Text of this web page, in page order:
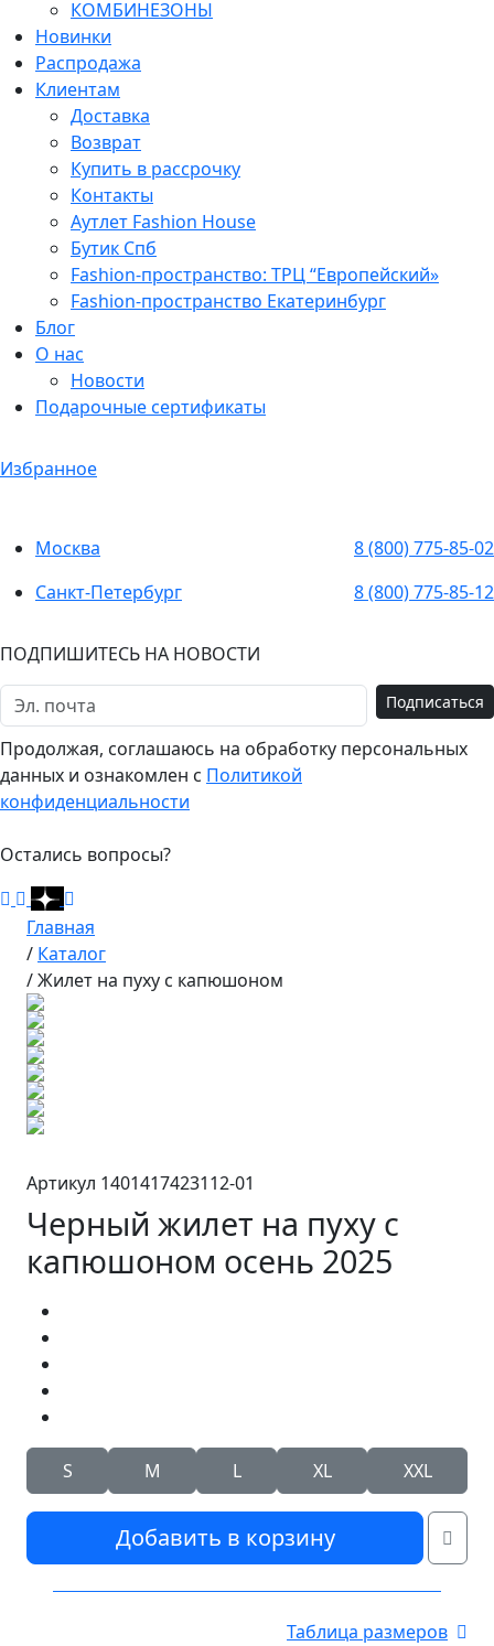
КОМБИНЕЗОНЫ
Новинки
Распродажа
Клиентам
Доставка
Возврат
Купить в рассрочку
Контакты
Аутлет Fashion House
Бутик Спб
Fashion-пространство: ТРЦ “Европейский»
Fashion-пространство Екатеринбург
Блог
О нас
Новости
Подарочные сертификаты
Избранное
Москва
8 (800) 775-85-02
Санкт-Петербург
8 (800) 775-85-12
ПОДПИШИТЕСЬ НА НОВОСТИ
Подписаться
Продолжая, соглашаюсь на обработку персональных
данных и ознакомлен с Политикой
конфиденциальности
Остались вопросы?
Главная
/ Каталог
/Жилет на пуху с капюшоном
Артикул 1401417423112-01
Черный жилет на пуху с
капюшоном осень 2025
S M L XL XXL
Добавить в корзину
Таблица размеров